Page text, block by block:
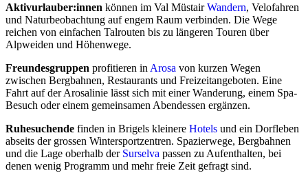
Aktivurlauber:innen können im Val MüstairWandern, Velofahren
und Naturbeobachtung auf engem Raum verbinden. Die Wege
reichen von einfachen Talrouten bis zu längeren Touren über
Alpweiden und Höhenwege.
Freundesgruppen profitieren in Arosa von kurzen Wegen
zwischen Bergbahnen, Restaurants und Freizeitangeboten. Eine
Fahrt auf der Arosalinie lässt sich mit einer Wanderung, einem Spa-
Besuch oder einem gemeinsamen Abendessen ergänzen.
Ruhesuchende finden in Brigels kleinere Hotels und ein Dorfleben
abseits der grossen Wintersportzentren. Spazierwege, Bergbahnen
und die Lage oberhalb der Surselva passen zu Aufenthalten, bei
denen wenig Programm und mehr freie Zeit gefragt sind.